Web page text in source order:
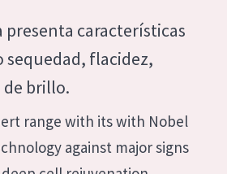
presenta características
sequedad, flacidez,
brillo.
range with its with Nobel
against major signs